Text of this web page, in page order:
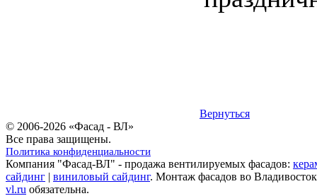
Вернуться
© 2006-2026 «Фасад - ВЛ»
Все права защищены.
Политика конфиденциальности
Компания "Фасад-ВЛ" - продажа вентилируемых фасадов:
сайдинг | виниловый сайдинг. Монтаж фасадов во
vl.ru обязательна.